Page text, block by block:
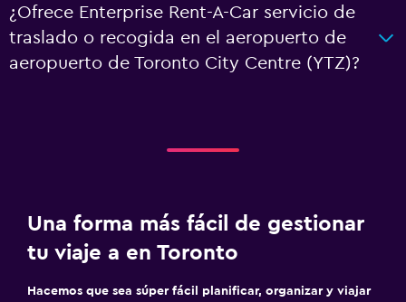
¿Ofrece Enterprise Rent-A-Car servicio de
traslado o recogida en el aeropuerto de
aeropuerto de Toronto City Centre (YTZ)?
Una forma más fácil de gestionar
tu viaje a en Toronto
Hacemos que sea súper fácil planificar, organizar y viajar